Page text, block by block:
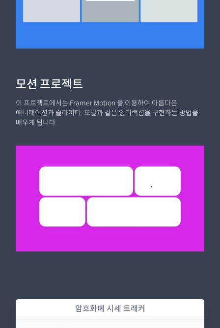
모션 프로젝트
이 프로젝트에서는 Framer Motion 을 이용하여 아름다운
애니메이션과 슬라이더. 모달과 같은 인터랙션을 구현하는 방법을
배우게 됩니다.
암호화폐 시세 트래커